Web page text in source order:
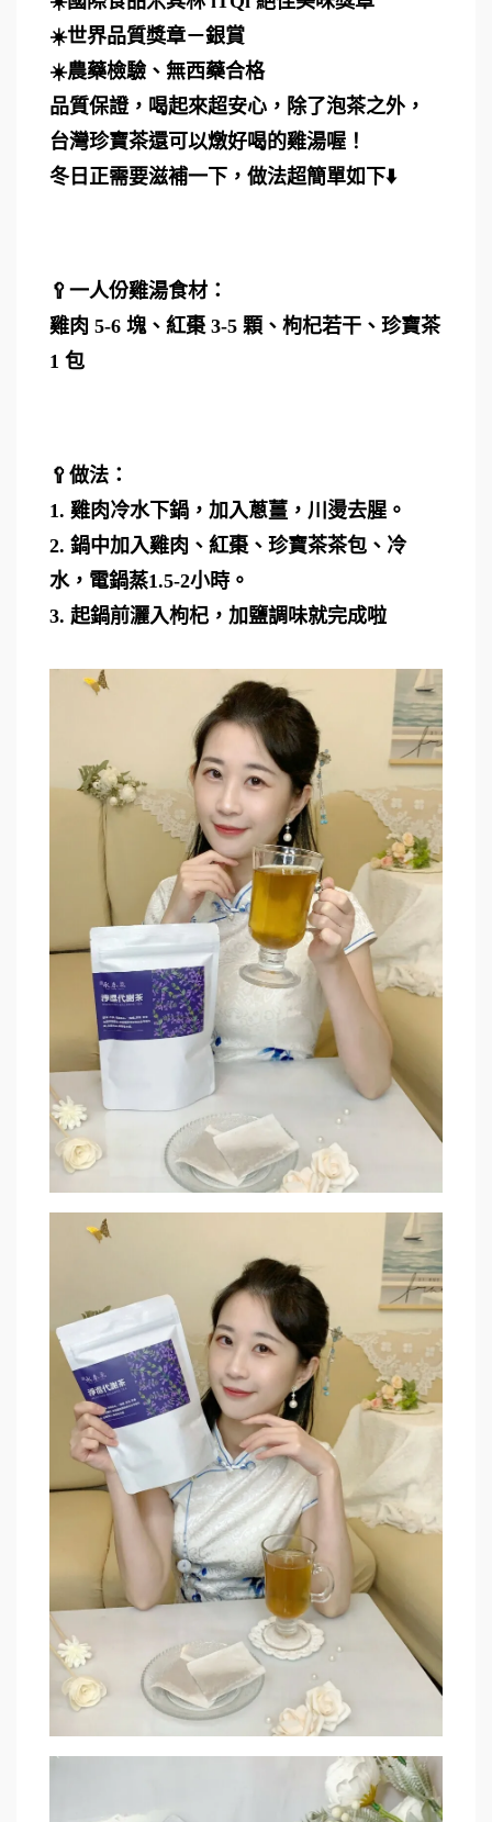
☀️世界品質獎章－銀賞
☀️農藥檢驗、無西藥合格
品質保證，喝起來超安心，除了泡茶之外，
台灣珍寶茶還可以燉好喝的雞湯喔！
冬日正需要滋補一下，做法超簡單如下⬇️
🥄一人份雞湯食材：
雞肉 5-6 塊、紅棗 3-5 顆、枸杞若干、珍寶茶
1 包
🥄做法：
1. 雞肉冷水下鍋，加入蔥薑，川燙去腥。
2. 鍋中加入雞肉、紅棗、珍寶茶茶包、冷
水，電鍋蒸1.5-2小時。
3. 起鍋前灑入枸杞，加鹽調味就完成啦